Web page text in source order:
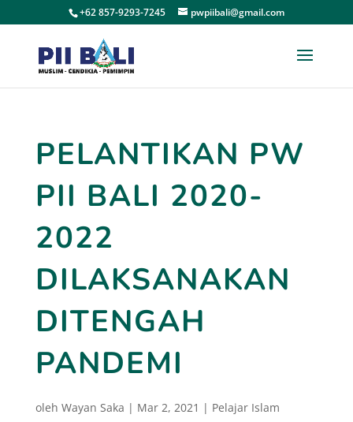
+62 857-9293-7245 pwpiibali@gmail.com
PELANTIKAN PW
PII BALI 2020-
2022
DILAKSANAKAN
DITENGAH
PANDEMI
oleh Wayan Saka | Mar 2, 2021 | Pelajar Islam